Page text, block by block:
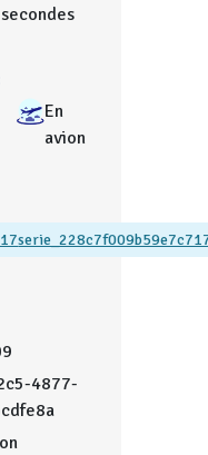
secondes
En
avion
4877-